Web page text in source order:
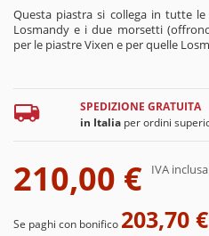
Questa piastra si collega in tutte
Losmandy e i due morsetti
per le piastre Vixen e per quelle
SPEDIZIONE GRATUITA
in Italiaper ordini
210,00 € IVA inclusa
Se paghi con bonifico 203,70 €